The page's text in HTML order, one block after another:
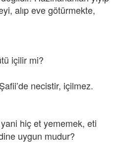
alıp eve götürmekte,
içilir mi?
necistir, içilmez.
hiç et yememek, eti
uygun mudur?